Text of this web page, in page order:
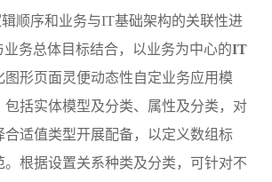
顺序和业务与IT基础架构的关联性进
务总体目标结合，以业务为中心的IT
图形页面灵便动态性自定业务应用模
包括实体模型及分类、属性及分类，对
合适值类型开展配备，以定义数组标
。根据设置关系种类及分类，可针对不